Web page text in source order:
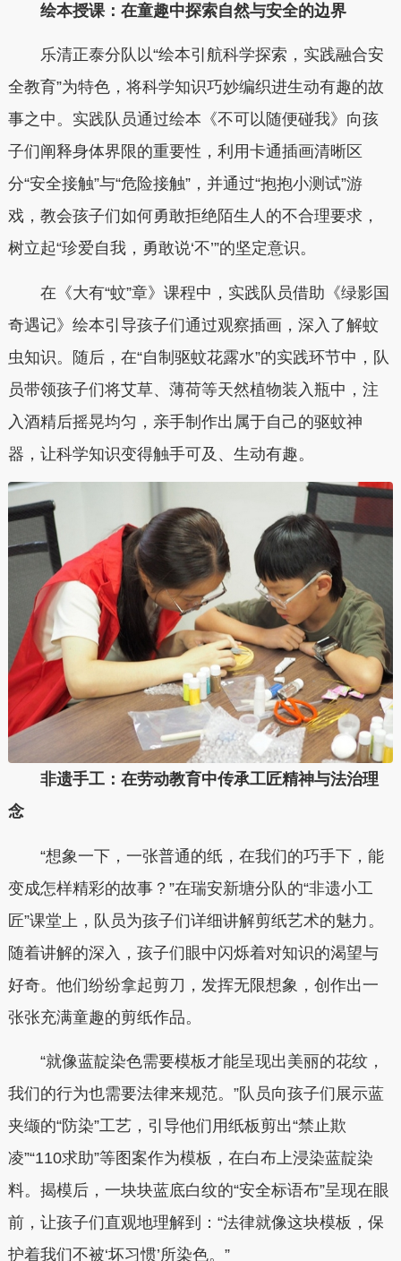
绘本授课：在童趣中探索自然与安全的边界
乐清正泰分队以“绘本引航科学探索，实践融合安
全教育”为特色，将科学知识巧妙编织进生动有趣的故
事之中。实践队员通过绘本《不可以随便碰我》向孩
子们阐释身体界限的重要性，利用卡通插画清晰区
分“安全接触”与“危险接触”，并通过“抱抱小测试”游
戏，教会孩子们如何勇敢拒绝陌生人的不合理要求，
树立起“珍爱自我，勇敢说‘不’”的坚定意识。
在《大有“蚊”章》课程中，实践队员借助《绿影国
奇遇记》绘本引导孩子们通过观察插画，深入了解蚊
虫知识。随后，在“自制驱蚊花露水”的实践环节中，队
员带领孩子们将艾草、薄荷等天然植物装入瓶中，注
入酒精后摇晃均匀，亲手制作出属于自己的驱蚊神
器，让科学知识变得触手可及、生动有趣。
非遗手工：在劳动教育中传承工匠精神与法治理
念
“想象一下，一张普通的纸，在我们的巧手下，能
变成怎样精彩的故事？”在瑞安新塘分队的“非遗小工
匠”课堂上，队员为孩子们详细讲解剪纸艺术的魅力。
随着讲解的深入，孩子们眼中闪烁着对知识的渴望与
好奇。他们纷纷拿起剪刀，发挥无限想象，创作出一
张张充满童趣的剪纸作品。
“就像蓝靛染色需要模板才能呈现出美丽的花纹，
我们的行为也需要法律来规范。”队员向孩子们展示蓝
夹缬的“防染”工艺，引导他们用纸板剪出“禁止欺
凌”“110求助”等图案作为模板，在白布上浸染蓝靛染
料。揭模后，一块块蓝底白纹的“安全标语布”呈现在眼
前，让孩子们直观地理解到：“法律就像这块模板，保
护着我们不被‘坏习惯’所染色。”